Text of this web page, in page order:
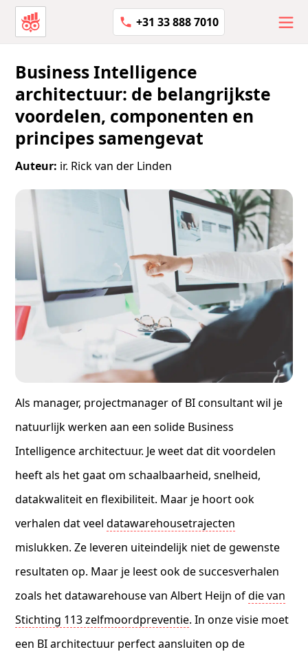
+31 33 888 7010
Business Intelligence
architectuur: de belangrijkste
voordelen, componenten en
principes samengevat
Auteur: ir. Rick van der Linden
Als manager, projectmanager of BI consultant wil je
natuurlijk werken aan een solide Business
Intelligence architectuur. Je weet dat dit voordelen
heeft als het gaat om schaalbaarheid, snelheid,
datakwaliteit en flexibiliteit. Maar je hoort ook
verhalen dat veeldatawarehousetrajecten
mislukken. Ze leveren uiteindelijk niet de gewenste
resultaten op. Maar je leest ook de succesverhalen
zoals het datawarehouse van Albert Heijn ofdie van
Stichting 113 zelfmoordpreventie. In onze visie moet
een BI architectuur perfect aansluiten op de